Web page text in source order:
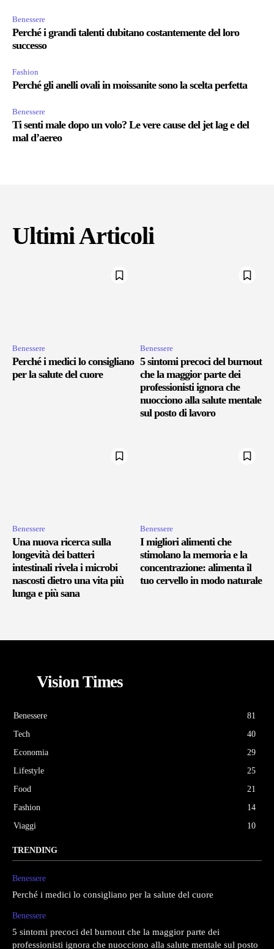
Benessere
Perché i grandi talenti dubitano costantemente del loro
successo
Fashion
Perché gli anelli ovali in moissanite sono la scelta perfetta
Benessere
Ti senti male dopo un volo? Le vere cause del jet lag e del
mal d’aereo
Ultimi Articoli
Benessere
Perché i medici lo consigliano
per la salute del cuore
Benessere
5 sintomi precoci del burnout
che la maggior parte dei
professionisti ignora che
nuocciono alla salute mentale
sul posto di lavoro
Benessere
Una nuova ricerca sulla
longevità dei batteri
intestinali rivela i microbi
nascosti dietro una vita più
lunga e più sana
Benessere
I migliori alimenti che
stimolano la memoria e la
concentrazione: alimenta il
tuo cervello in modo naturale
Vision Times
Benessere
81
Tech
40
Economia
29
Lifestyle
25
Food
21
Fashion
14
Viaggi
10
TRENDING
Benessere
Perché i medici lo consigliano per la salute del cuore
Benessere
5 sintomi precoci del burnout che la maggior parte dei
professionisti ignora che nuocciono alla salute mentale sul posto